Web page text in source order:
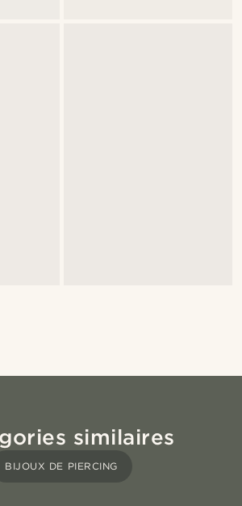
similaires
BIJOUX DE PIERCING